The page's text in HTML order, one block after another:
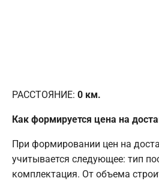
РАССТОЯНИЕ: 0 км.
Как формируется цена на
При формировании цен на
учитывается следующее: тип
комплектация. От объема